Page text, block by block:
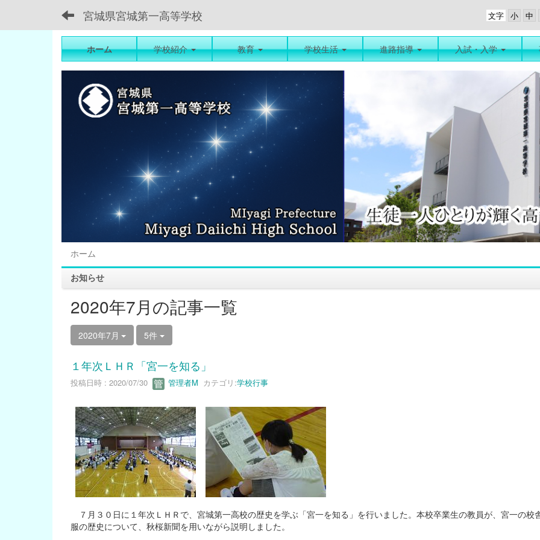
宮城県宮城第一高等学校 文字
ホーム 学校紹介 教育 学校生活 進路指導 入試・入学
ホーム
お知らせ
2020年7月の記事一覧
2020年7月 5件
１年次ＬＨＲ「宮一を知る」
投稿日時 : 2020/07/30 管理者M カテゴリ:学校行事
７月３０日に１年次ＬＨＲで、宮城第一高校の歴史を学ぶ「宮一を知る」を行いました。本校卒業生の教員が、宮一の校
服の歴史について、秋桜新聞を用いながら説明しました。